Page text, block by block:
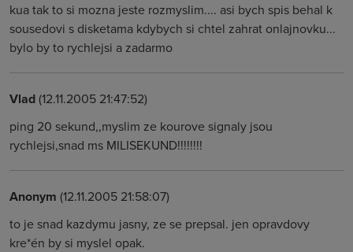
kua tak to si mozna jeste rozmyslim.... asi bych spis behal k
sousedovi s disketama kdybych si chtel zahrat onlajnovku...
bylo by to rychlejsi a zadarmo
Vlad(12.11.2005 21:47:52)
ping 20 sekund,,myslim ze kourove signaly jsou
rychlejsi,snad ms MILISEKUND!!!!!!!!
Anonym (12.11.2005 21:58:07)
to je snad kazdymu jasny, ze se prepsal. jen opravdovy
kre*én by si myslel opak.